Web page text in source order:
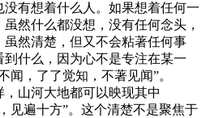
有想着什么人。如果想着任何一
然什么都没想，没有任何念头，
然清楚，但又不会粘著任何事
什么，因为心不是专注在某一
闻，了了觉知，不著见闻”。
山河大地都可以映现其中
遍十方”。这个清楚不是聚焦于